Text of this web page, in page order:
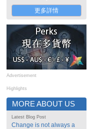
更多詳情
Advertisement
Highlights
MORE ABOUT US
Latest Blog Post
Change is not always a